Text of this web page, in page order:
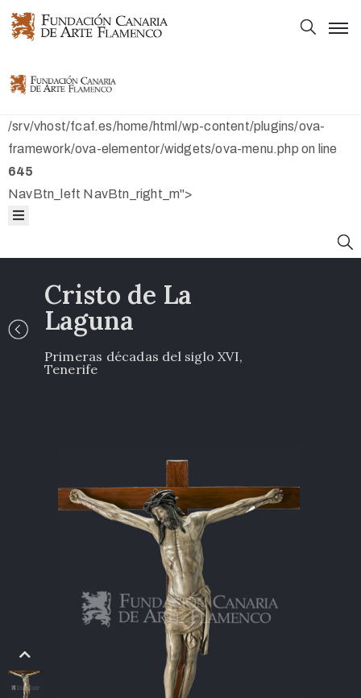
Principal
Mapas
Bibliografía
Fundación
/srv/vhost/fcaf.es/home/html/wp-content/plugins/ova-
framework/ova-elementor/widgets/ova-menu.php on line
645
NavBtn_left NavBtn_right_m">
Principal
Colección
Mapas
Bibliografía
Cristo de La
Laguna
Primeras décadas del siglo XVI,
Tenerife